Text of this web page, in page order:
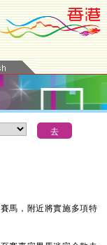
馬，附近將實施多項特